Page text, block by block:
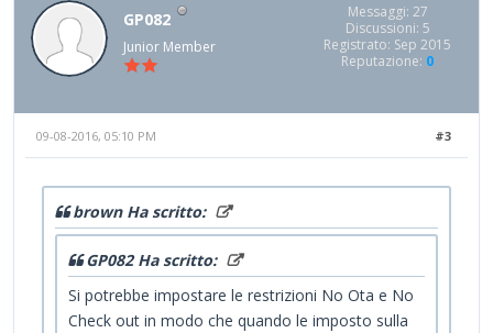
GP082
Junior Member
Messaggi: 27
Discussioni: 5
Registrato: Sep 2015
Reputazione: 0
#3
09-08-2016, 05:10 PM
brown Ha scritto:
GP082 Ha scritto:
Si potrebbe impostare le restrizioni No Ota e No
Check out in modo che quando le imposto sulla